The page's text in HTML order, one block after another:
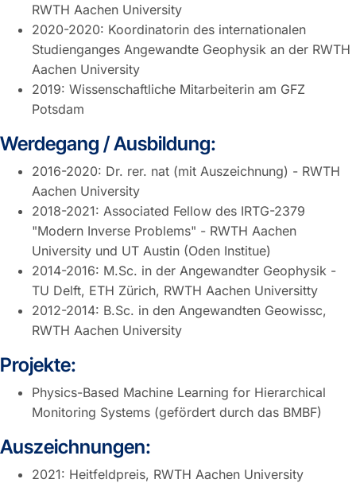
RWTH Aachen University
2020-2020: Koordinatorin des internationalen
Studienganges Angewandte Geophysik an der RWTH
Aachen University
2019: Wissenschaftliche Mitarbeiterin am GFZ
Potsdam
Werdegang / Ausbildung:
2016-2020: Dr. rer. nat (mit Auszeichnung) - RWTH
Aachen University
2018-2021: Associated Fellow des IRTG-2379
"Modern Inverse Problems" - RWTH Aachen
University und UT Austin (Oden Institue)
2014-2016: M.Sc. in der Angewandter Geophysik -
TU Delft, ETH Zürich, RWTH Aachen Universitty
2012-2014: B.Sc. in den Angewandten Geowissc,
RWTH Aachen University
Projekte:
Physics-Based Machine Learning for Hierarchical
Monitoring Systems (gefördert durch das BMBF)
Auszeichnungen:
2021: Heitfeldpreis, RWTH Aachen University